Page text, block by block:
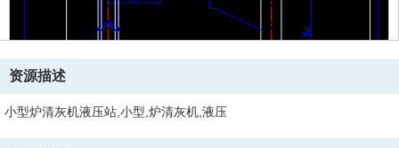
资源描述
小型炉清灰机液压站,小型,炉清灰机,液压